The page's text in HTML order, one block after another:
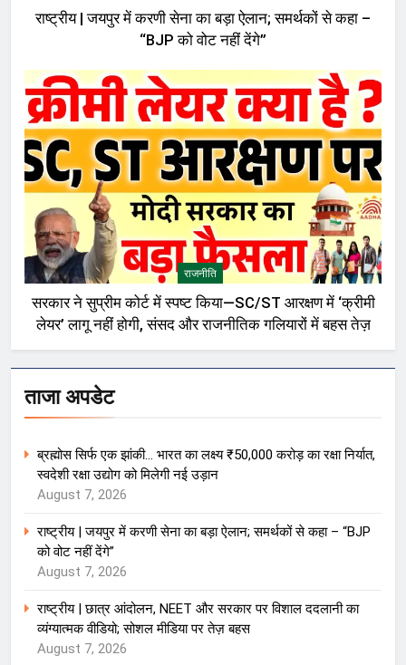
राष्ट्रीय | जयपुर में करणी सेना का बड़ा ऐलान; समर्थकों से कहा –
“BJP को वोट नहीं देंगे”
राजनीति
सरकार ने सुप्रीम कोर्ट में स्पष्ट किया—SC/ST आरक्षण में ‘क्रीमी
लेयर’ लागू नहीं होगी, संसद और राजनीतिक गलियारों में बहस तेज़
ताजा अपडेट
ब्रह्मोस सिर्फ एक झांकी… भारत का लक्ष्य ₹50,000 करोड़ का रक्षा निर्यात,
स्वदेशी रक्षा उद्योग को मिलेगी नई उड़ान
August 7, 2026
राष्ट्रीय | जयपुर में करणी सेना का बड़ा ऐलान; समर्थकों से कहा – “BJP
को वोट नहीं देंगे”
August 7, 2026
राष्ट्रीय | छात्र आंदोलन, NEET और सरकार पर विशाल ददलानी का
व्यंग्यात्मक वीडियो; सोशल मीडिया पर तेज़ बहस
August 7, 2026